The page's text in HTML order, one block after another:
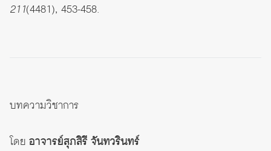
211(4481), 453-458.
บทความวิชาการ
โดย อาจารย์สุภสิรี จันทวรินทร์